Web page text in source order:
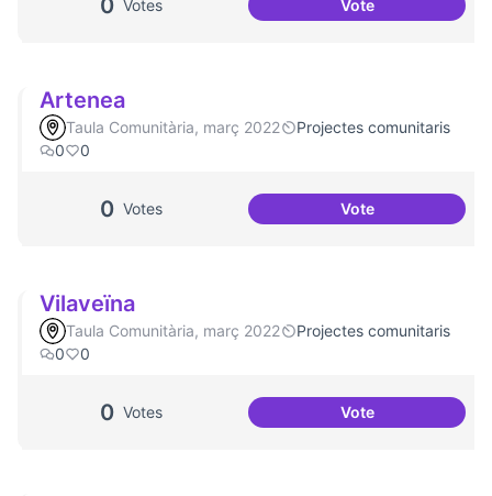
0 Votes VoteCasal de Barri
Artenea
Taula Comunitària, març 2022
Projectes comunitaris
0
0
0 Votes VoteArtenea
Vilaveïna
Taula Comunitària, març 2022
Projectes comunitaris
0
0
0 Votes VoteVilaveïna